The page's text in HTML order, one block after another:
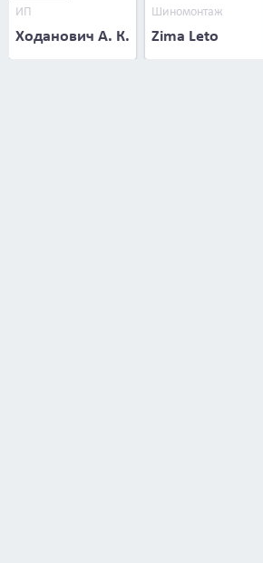
ИП
Ходанович А. К.
Шиномонтаж
Zima Leto